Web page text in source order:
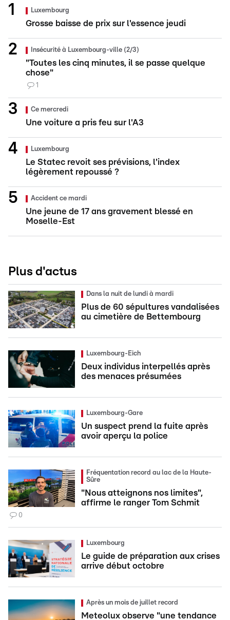
Luxembourg
Grosse baisse de prix sur l'essence jeudi
Insécurité à Luxembourg-ville (2/3)
"Toutes les cinq minutes, il se passe quelque
chose"
1
Ce mercredi
Une voiture a pris feu sur l'A3
Luxembourg
Le Statec revoit ses prévisions, l'index
légèrement repoussé ?
Accident ce mardi
Une jeune de 17 ans gravement blessé en
Moselle-Est
Plus d'actus
Dans la nuit de lundi à mardi
Plus de 60 sépultures vandalisées
au cimetière de Bettembourg
Luxembourg-Eich
Deux individus interpellés après
des menaces présumées
Luxembourg-Gare
Un suspect prend la fuite après
avoir aperçu la police
Fréquentation record au lac de la Haute-
Sûre
"Nous atteignons nos limites",
affirme le ranger Tom Schmit
0
Luxembourg
Le guide de préparation aux crises
arrive début octobre
Après un mois de juillet record
Meteolux observe "une tendance